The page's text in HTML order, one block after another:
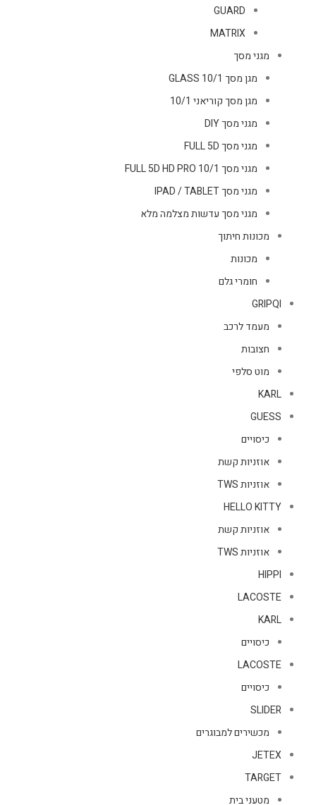
GUARD
MATRIX
מגני מסך
מגן מסך GLASS 10/1
מגן מסך קוריאני 10/1
מגני מסך DIY
מגני מסך FULL 5D
מגני מסך FULL 5D HD PRO 10/1
מגני מסך IPAD / TABLET
מגני מסך עדשות מצלמה מלא
מכונות חיתוך
מכונות
חומרי גלם
GRIPQI
מעמד לרכב
חצובות
מוט סלפי
KARL
GUESS
כיסויים
אוזניות קשת
אוזניות TWS
HELLO KITTY
אוזניות קשת
אוזניות TWS
HIPPI
LACOSTE
KARL
כיסויים
LACOSTE
כיסויים
SLIDER
מכשירים למבוגרים
JETEX
TARGET
מטעני בית